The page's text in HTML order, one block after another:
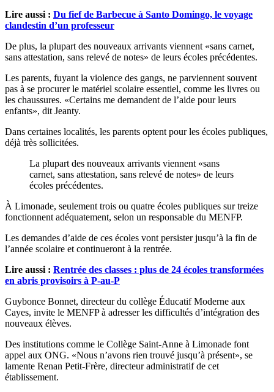
Lire aussi : Du fief de Barbecue à Santo Domingo, le voyage
clandestin d’un professeur
De plus, la plupart des nouveaux arrivants viennent «sans carnet,
sans attestation, sans relevé de notes» de leurs écoles précédentes.
Les parents, fuyant la violence des gangs, ne parviennent souvent
pas à se procurer le matériel scolaire essentiel, comme les livres ou
les chaussures. «Certains me demandent de l’aide pour leurs
enfants», dit Jeanty.
Dans certaines localités, les parents optent pour les écoles publiques,
déjà très sollicitées.
La plupart des nouveaux arrivants viennent «sans
carnet, sans attestation, sans relevé de notes» de leurs
écoles précédentes.
À Limonade, seulement trois ou quatre écoles publiques sur treize
fonctionnent adéquatement, selon un responsable du MENFP.
Les demandes d’aide de ces écoles vont persister jusqu’à la fin de
l’année scolaire et continueront à la rentrée.
Lire aussi : Rentrée des classes : plus de 24 écoles transformées
en abris provisoirs à P-au-P
Guybonce Bonnet, directeur du collège Éducatif Moderne aux
Cayes, invite le MENFP à adresser les difficultés d’intégration des
nouveaux élèves.
Des institutions comme le Collège Saint-Anne à Limonade font
appel aux ONG. «Nous n’avons rien trouvé jusqu’à présent», se
lamente Renan Petit-Frère, directeur administratif de cet
établissement.